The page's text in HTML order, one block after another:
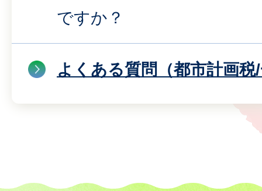
ですか？
よくある質問（都市計画税